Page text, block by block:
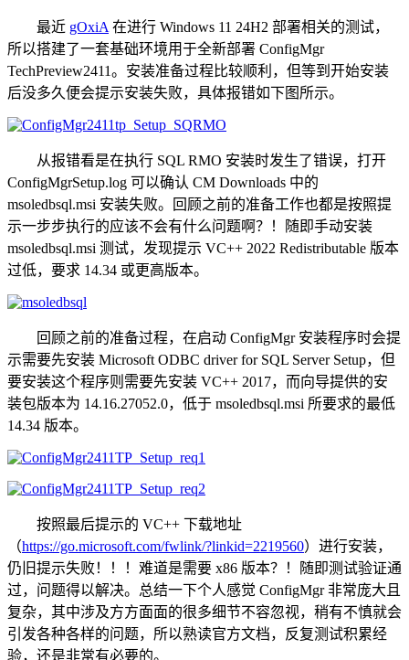
最近 gOxiA在进行 Windows 11 24H2 部署相关的测试，
所以搭建了一套基础环境用于全新部署 ConfigMgr
TechPreview2411。安装准备过程比较顺利，但等到开始安装
后没多久便会提示安装失败，具体报错如下图所示。
从报错看是在执行 SQL RMO 安装时发生了错误，打开
ConfigMgrSetup.log 可以确认 CM Downloads 中的
msoledbsql.msi 安装失败。回顾之前的准备工作也都是按照提
示一步步执行的应该不会有什么问题啊？！随即手动安装
msoledbsql.msi 测试，发现提示 VC++ 2022 Redistributable 版本
过低，要求 14.34 或更高版本。
回顾之前的准备过程，在启动 ConfigMgr 安装程序时会提
示需要先安装 Microsoft ODBC driver for SQL Server Setup，但
要安装这个程序则需要先安装 VC++ 2017，而向导提供的安
装包版本为 14.16.27052.0，低于 msoledbsql.msi 所要求的最低
14.34 版本。
按照最后提示的 VC++ 下载地址
（https://go.microsoft.com/fwlink/?linkid=2219560）进行安装，
仍旧提示失败！！！难道是需要 x86 版本？！随即测试验证通
过，问题得以解决。总结一下个人感觉 ConfigMgr 非常庞大且
复杂，其中涉及方方面面的很多细节不容忽视，稍有不慎就会
引发各种各样的问题，所以熟读官方文档，反复测试积累经
验，还是非常有必要的。